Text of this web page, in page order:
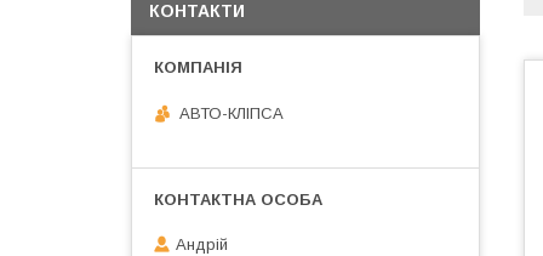
КОНТАКТИ
АВТО-КЛІПСА
Андрій